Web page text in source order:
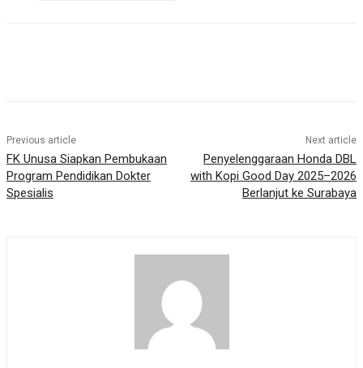
Previous article
FK Unusa Siapkan Pembukaan
Program Pendidikan Dokter
Spesialis
Next article
Penyelenggaraan Honda DBL
with Kopi Good Day 2025–2026
Berlanjut ke Surabaya